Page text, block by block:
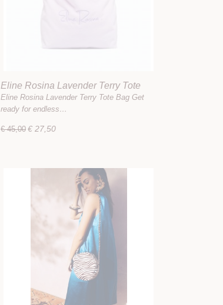
Eline Rosina Lavender Terry Tote
Bag
Eline Rosina Lavender Terry Tote Bag Get
ready for endless…
€ 45,00 € 27,50